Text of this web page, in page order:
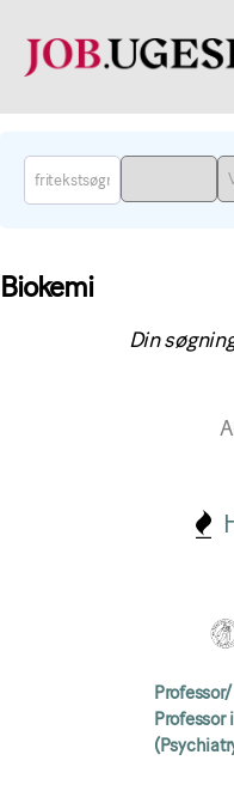
job
på
job.ugeskriftet.dk
Biokemi
Din
Professor